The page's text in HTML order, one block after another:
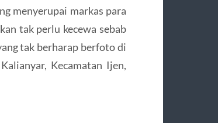
menyerupai markas para
tak perlu kecewa sebab
tak berharap berfoto di
Kecamatan Ijen,